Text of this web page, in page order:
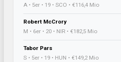
A • 5er • 19 • SCO • €116,4 Mio
Robert McCrory
M • 6er • 20 • NIR • €182,5 Mio
Tabor Pars
S • 5er • 19 • HUN • €149,2 Mio